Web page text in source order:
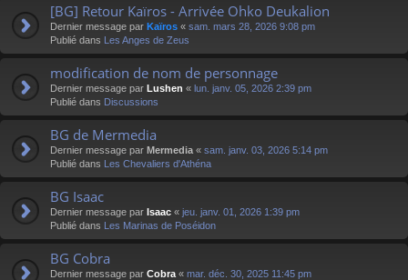
[BG] Retour Kaïros - Arrivée Ohko Deukalion
Dernier message par Kaïros « sam. mars 28, 2026 9:08 pm
Publié dans Les Anges de Zeus
modification de nom de personnage
Dernier message par Lushen « lun. janv. 05, 2026 2:39 pm
Publié dans Discussions
BG de Mermedia
Dernier message par Mermedia « sam. janv. 03, 2026 5:14 pm
Publié dans Les Chevaliers d'Athéna
BG Isaac
Dernier message par Isaac « jeu. janv. 01, 2026 1:39 pm
Publié dans Les Marinas de Poséidon
BG Cobra
Dernier message par Cobra « mar. déc. 30, 2025 11:45 pm